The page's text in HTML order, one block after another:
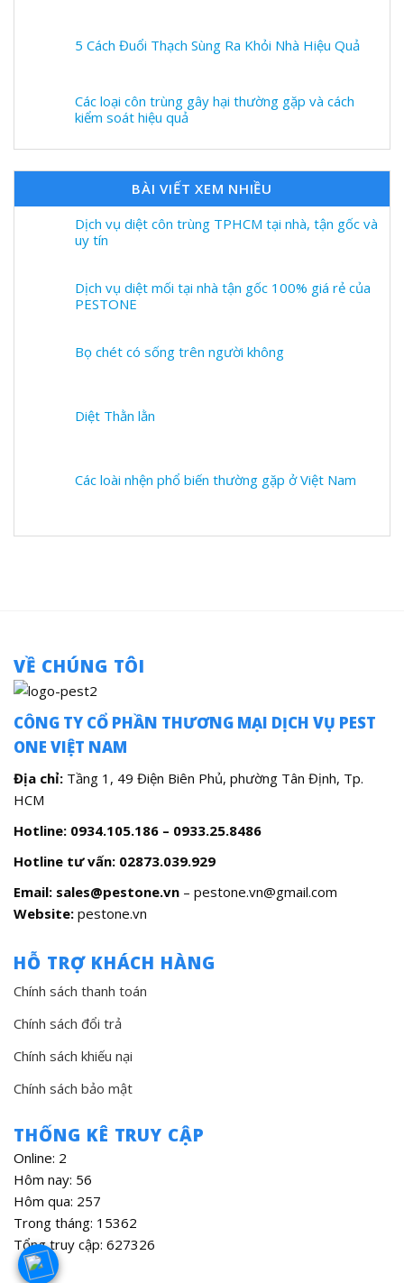
5 Cách Đuổi Thạch Sùng Ra Khỏi Nhà Hiệu Quả
Các loại côn trùng gây hại thường gặp và cách
kiểm soát hiệu quả
BÀI VIẾT XEM NHIỀU
Dịch vụ diệt côn trùng TPHCM tại nhà, tận gốc và
uy tín
Dịch vụ diệt mối tại nhà tận gốc 100% giá rẻ của
PESTONE
Bọ chét có sống trên người không
Diệt Thằn lằn
Các loài nhện phổ biến thường gặp ở Việt Nam
VỀ CHÚNG TÔI
CÔNG TY CỔ PHẦN THƯƠNG MẠI DỊCH VỤ PEST
ONE VIỆT NAM
Địa chỉ: Tầng 1, 49 Điện Biên Phủ, phường Tân Định, Tp.
HCM
Hotline: 0934.105.186 – 0933.25.8486
Hotline tư vấn: 02873.039.929
Email: sales@pestone.vn – pestone.vn@gmail.com
Website: pestone.vn
HỖ TRỢ KHÁCH HÀNG
Chính sách thanh toán
Chính sách đổi trả
Chính sách khiếu nại
Chính sách bảo mật
THỐNG KÊ TRUY CẬP
Online: 2
Hôm nay: 56
Hôm qua: 257
Trong tháng: 15362
Tổng truy cập: 627326